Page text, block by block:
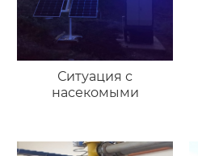
Ситуация с
насекомыми